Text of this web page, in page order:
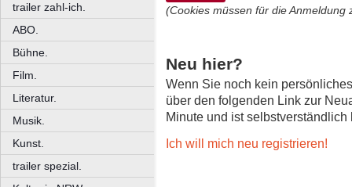
trailer zahl-ich.
ABO.
Bühne.
Film.
Literatur.
Musik.
Kunst.
trailer spezial.
(Cookies müssen für die Anmeldung
Neu hier?
Wenn Sie noch kein
über den folgenden Link zur
Minute und ist selbstverständlich
Ich will mich neu registrieren!